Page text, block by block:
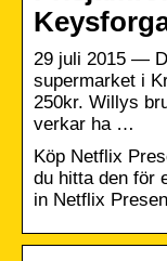
29 juli 2015 —
supermarket i
250kr. Willys
verkar ha …
Köp Netflix
du hitta den för
in Netflix